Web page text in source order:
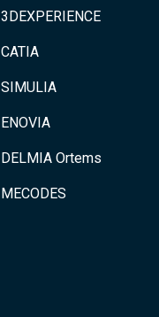
3DEXPERIENCE
CATIA
SIMULIA
ENOVIA
DELMIA Ortems
MECODES